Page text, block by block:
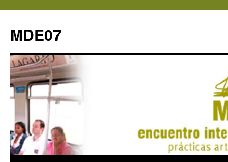
MDE07